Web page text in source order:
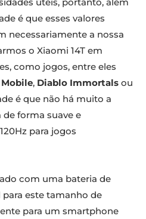
é que esses valores
necessariamente a nossa
o Xiaomi 14T em
como jogos, entre eles
, Diablo Immortals ou
é que não há muito a
forma suave e
para jogos
com uma bateria de
este tamanho de
para um smartphone